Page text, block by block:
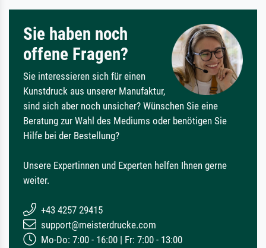
Sie haben noch
offene Fragen?
Sie interessieren sich für einen
Kunstdruck aus unserer Manufaktur,
sind sich aber noch unsicher? Wünschen Sie eine
Beratung zur Wahl des Mediums oder benötigen Sie
Hilfe bei der Bestellung?
Unsere Expertinnen und Experten helfen Ihnen gerne
weiter.
+43 4257 29415
support@meisterdrucke.com
Mo-Do: 7:00 - 16:00 | Fr: 7:00 - 13:00